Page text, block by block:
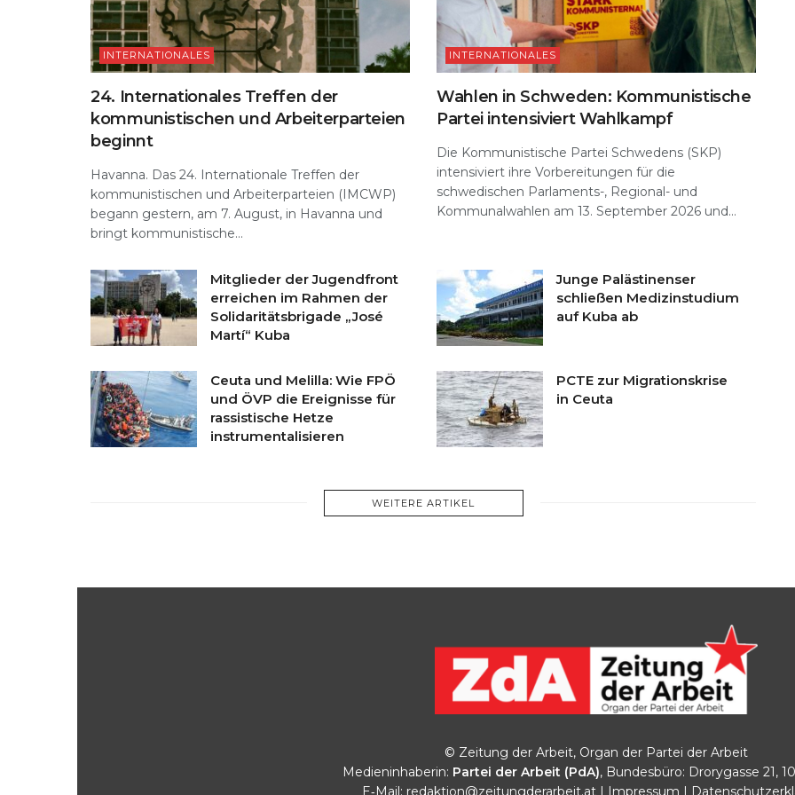
INTERNATIONALES
24. Internationales Treffen der
kommunistischen und Arbeiterparteien
beginnt
Havanna. Das 24. Internationale Treffen der
kommunistischen und Arbeiterparteien (IMCWP)
begann gestern, am 7. August, in Havanna und
bringt kommunistische...
INTERNATIONALES
Wahlen in Schweden: Kommunistische
Partei intensiviert Wahlkampf
Die Kommunistische Partei Schwedens (SKP)
intensiviert ihre Vorbereitungen für die
schwedischen Parlaments-, Regional- und
Kommunalwahlen am 13. September 2026 und...
Mitglieder der Jugendfront
erreichen im Rahmen der
Solidaritätsbrigade „José
Martí“ Kuba
Junge Palästinenser
schließen Medizinstudium
auf Kuba ab
Ceuta und Melilla: Wie FPÖ
und ÖVP die Ereignisse für
rassistische Hetze
instrumentalisieren
PCTE zur Migrationskrise
in Ceuta
WEITERE ARTIKEL
© Zeitung der Arbeit, Organ der Partei der Arbeit
Medieninhaberin: Partei der Arbeit (PdA), Bundesbüro: Drorygasse 21,
E‑Mail: redaktion@zeitungderarbeit.at | Impressum |